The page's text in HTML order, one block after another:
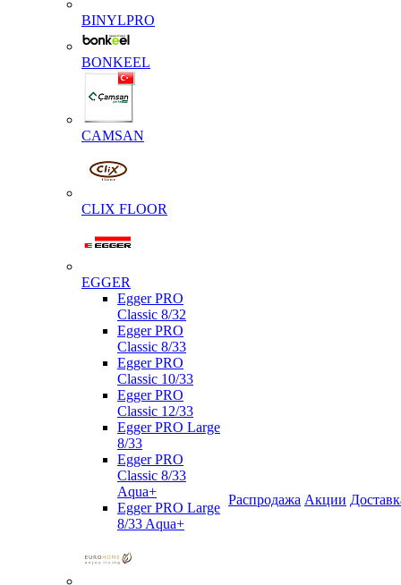
BINYLPRO
BONKEEL
CAMSAN
CLIX FLOOR
EGGER
Egger PRO
Classic 8/32
Egger PRO
Classic 8/33
Egger PRO
Classic 10/33
Egger PRO
Classic 12/33
Egger PRO Large
8/33
Egger PRO
Classic 8/33
Aqua+
Egger PRO Large
8/33 Aqua+
Распродажа Акции